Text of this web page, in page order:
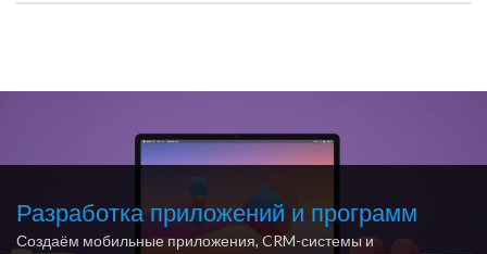
Разработка приложений и программ
Создаём мобильные приложения, CRM-системы и